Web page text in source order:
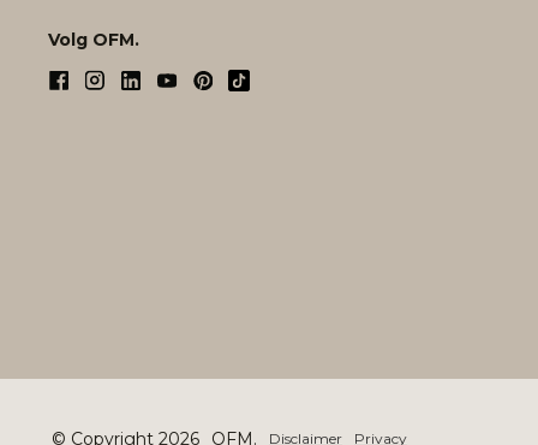
Volg OFM.
© Copyright 2026 OFM. Disclaimer
Privacy